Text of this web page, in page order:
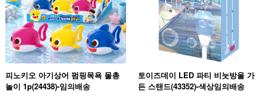
피노키오 아기상어 펌핑목욕 물총
놀이 1p(24438)-임의배송
토이즈데이 LED 파티 비눗방울 가
든 스탠드(43352)-색상임의배송